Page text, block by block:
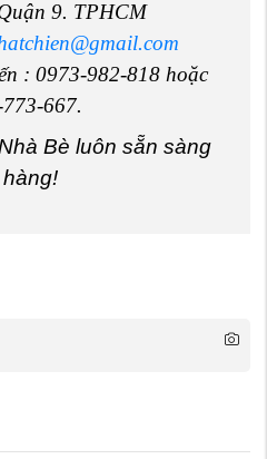
9. TPHCM
: 0973-982-818 hoặc
667.
Bè luôn sẵn sàng